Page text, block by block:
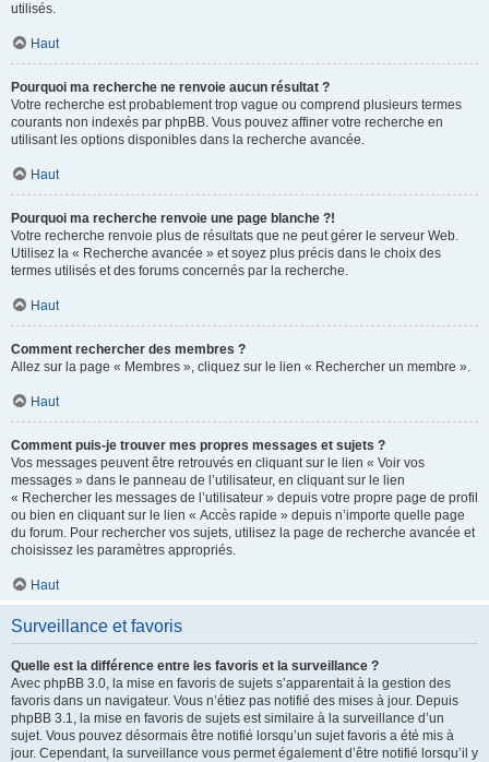
utilisés.
Haut
Pourquoi ma recherche ne renvoie aucun résultat ?
Votre recherche est probablement trop vague ou comprend plusieurs termes
courants non indexés par phpBB. Vous pouvez affiner votre recherche en
utilisant les options disponibles dans la recherche avancée.
Haut
Pourquoi ma recherche renvoie une page blanche ?!
Votre recherche renvoie plus de résultats que ne peut gérer le serveur Web.
Utilisez la « Recherche avancée » et soyez plus précis dans le choix des
termes utilisés et des forums concernés par la recherche.
Haut
Comment rechercher des membres ?
Allez sur la page « Membres », cliquez sur le lien « Rechercher un membre ».
Haut
Comment puis-je trouver mes propres messages et sujets ?
Vos messages peuvent être retrouvés en cliquant sur le lien « Voir vos
messages » dans le panneau de l’utilisateur, en cliquant sur le lien
« Rechercher les messages de l’utilisateur » depuis votre propre page de profil
ou bien en cliquant sur le lien « Accès rapide » depuis n’importe quelle page
du forum. Pour rechercher vos sujets, utilisez la page de recherche avancée et
choisissez les paramètres appropriés.
Haut
Surveillance et favoris
Quelle est la différence entre les favoris et la surveillance ?
Avec phpBB 3.0, la mise en favoris de sujets s’apparentait à la gestion des
favoris dans un navigateur. Vous n’étiez pas notifié des mises à jour. Depuis
phpBB 3.1, la mise en favoris de sujets est similaire à la surveillance d’un
sujet. Vous pouvez désormais être notifié lorsqu’un sujet favoris a été mis à
jour. Cependant, la surveillance vous permet également d’être notifié lorsqu’il y